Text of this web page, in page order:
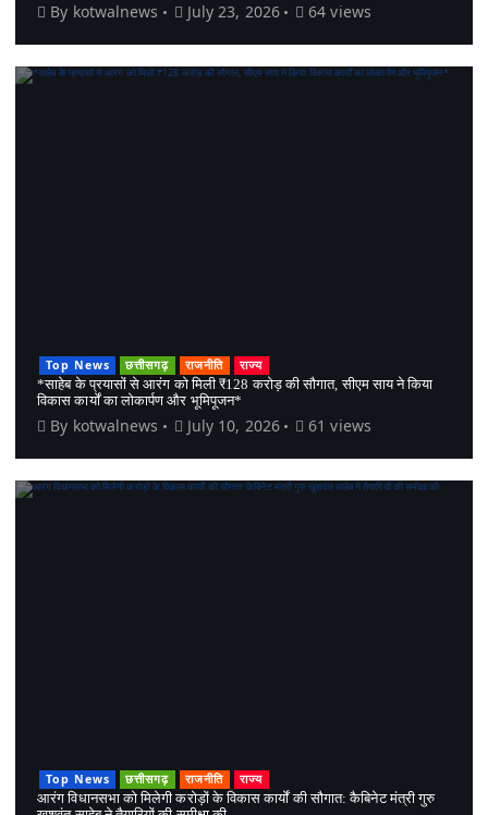
By kotwalnews July 23, 2026 64 views
Top News छत्तीसगढ़ राजनीति
राज्य
*साहेब के प्रयासों से आरंग को मिली ₹128 करोड़ की सौगात, सीएम साय ने किया
विकास कार्यों का लोकार्पण और भूमिपूजन*
By kotwalnews July 10, 2026 61 views
Top News छत्तीसगढ़ राजनीति
राज्य
आरंग विधानसभा को मिलेगी करोड़ों के विकास कार्यों की सौगात: कैबिनेट मंत्री गुरु